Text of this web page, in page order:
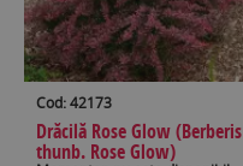
Cod: 42173
Drăcilă Rose Glow (Berberis
thunb. Rose Glow)